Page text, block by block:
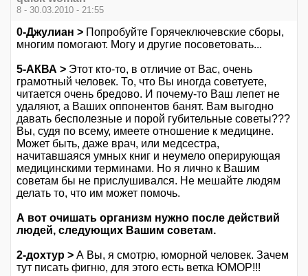
8 - 30.03.2010 - 21:55
0-Джулиан > Попробуйте Горячеключевские сборы,
многим помогают. Могу и другие посоветовать...
5-АКВА > Этот кто-то, в отличие от Вас, очень
грамотный человек. То, что Вы иногда советуете,
читается очень бредово. И почему-то Ваш лепет не
удаляют, а Ваших оппонентов банят. Вам выгодно
давать бесполезные и порой губительные советы???
Вы, судя по всему, имеете отношение к медицине.
Может быть, даже врач, или медсестра,
начитавшаяся умных книг и неумело оперирующая
медицинскими терминами. Но я лично к Вашим
советам бы не прислушивался. Не мешайте людям
делать то, что им может помочь.
А вот очишать организм нужно после действий
людей, следующих Вашим советам.
2-дохтур > А Вы, я смотрю, юморной человек. Зачем
тут писать фигню, для этого есть ветка ЮМОР!!!